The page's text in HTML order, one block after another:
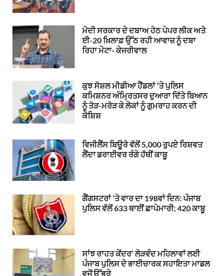
ਮੋਦੀ ਸਰਕਾਰ ਦੇ ਦਬਾਅ ਹੇਠ ਪੇਪਰ ਲੀਕ ਅਤੇ
ਈ-20 ਖ਼ਿਲਾਫ਼ ਉੱਠ ਰਹੀ ਆਵਾਜ਼ ਨੂੰ ਦਬਾ
ਰਿਹਾ ਮੇਟਾ- ਕੇਜਰੀਵਾਲ
ਕੁਝ ਸੋਸ਼ਲ ਮੀਡੀਆ ਹੈਂਡਲਾਂ ’ਤੇ ਪੁਲਿਸ
ਕਮਿਸ਼ਨਰ ਅੰਮ੍ਰਿਤਸਰ ਦੁਆਰਾ ਦਿੱਤੇ ਬਿਆਨ
ਨੂੰ ਤੋੜ-ਮਰੋੜ ਕੇ ਲੋਕਾਂ ਨੂੰ ਗੁਮਰਾਹ ਕਰਨ ਦੀ
ਕੋਸ਼ਿਸ਼
ਵਿਜੀਲੈਂਸ ਬਿਊਰੋ ਵੱਲੋਂ 5,000 ਰੁਪਏ ਰਿਸ਼ਵਤ
ਲੈਂਦਾ ਡਰਾਈਵਰ ਰੰਗੇ ਹੱਥੀਂ ਕਾਬੂ
ਗੈਂਗਸਟਰਾਂ ‘ਤੇ ਵਾਰ ਦਾ 198ਵਾਂ ਦਿਨ: ਪੰਜਾਬ
ਪੁਲਿਸ ਵੱਲੋਂ 633 ਥਾਈਂ ਛਾਪੇਮਾਰੀ; 420 ਕਾਬੂ
ਸਾਂਝ ਰਾਹਤ ਕੇਂਦਰ’ ਲੋੜਵੰਦ ਮਹਿਲਾਵਾਂ ਲਈ
ਪੰਜਾਬ ਪੁਲਿਸ ਦੇ ਭਾਈਚਾਰਕ ਸਹਾਇਤਾ ਮਾਡਲ
ਵਜੋਂ ਉੱਭਰੇ